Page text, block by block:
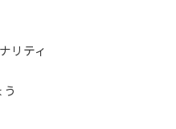
リティ